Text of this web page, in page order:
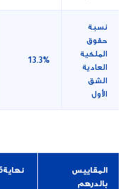
نسبة
حقوق
الملكية
العادية
الشق
الأول
13.3%
المقاييس
بالدرهم
نهايةQ2'26